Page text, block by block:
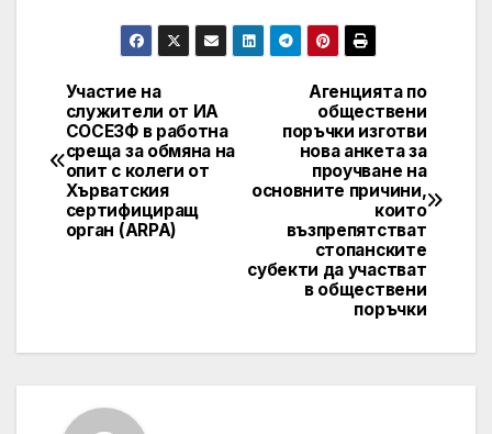
Post
navigation
Агенцията по
обществени
поръчки изготви
нова анкета за
проучване на
основните причини,
които
възпрепятстват
стопанските
субекти да участват
в обществени
поръчки
Участие на
служители от ИА
СОСЕЗФ в работна
среща за обмяна на
опит с колеги от
Хърватския
сертифициращ
орган (ARPA)